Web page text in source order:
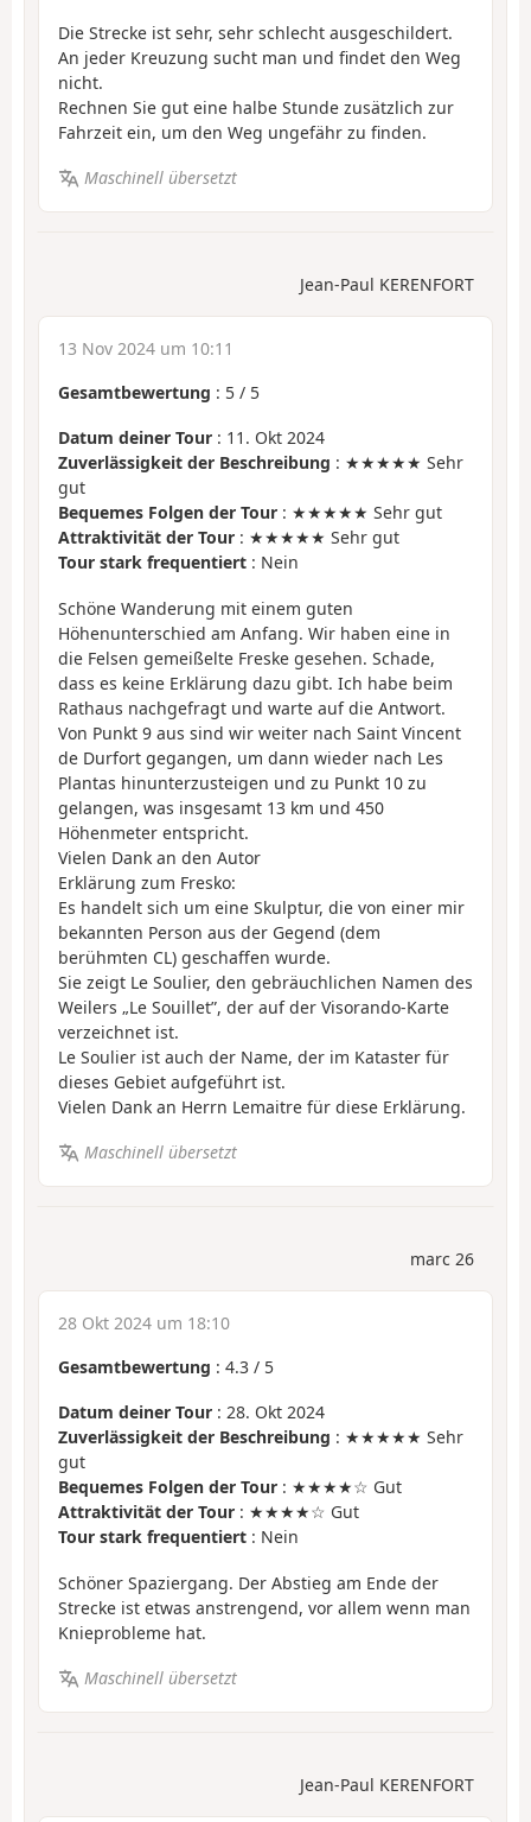
Die Strecke ist sehr, sehr schlecht ausgeschildert.
An jeder Kreuzung sucht man und findet den Weg
nicht.
Rechnen Sie gut eine halbe Stunde zusätzlich zur
Fahrzeit ein, um den Weg ungefähr zu finden.
Maschinell übersetzt
Jean-Paul KERENFORT
13 Nov 2024 um 10:11
Gesamtbewertung : 5 / 5
Datum deiner Tour : 11. Okt 2024
Zuverlässigkeit der Beschreibung : ★★★★★ Sehr
gut
Bequemes Folgen der Tour : ★★★★★ Sehr gut
Attraktivität der Tour : ★★★★★ Sehr gut
Tour stark frequentiert : Nein
Schöne Wanderung mit einem guten
Höhenunterschied am Anfang. Wir haben eine in
die Felsen gemeißelte Freske gesehen. Schade,
dass es keine Erklärung dazu gibt. Ich habe beim
Rathaus nachgefragt und warte auf die Antwort.
Von Punkt 9 aus sind wir weiter nach Saint Vincent
de Durfort gegangen, um dann wieder nach Les
Plantas hinunterzusteigen und zu Punkt 10 zu
gelangen, was insgesamt 13 km und 450
Höhenmeter entspricht.
Vielen Dank an den Autor
Erklärung zum Fresko:
Es handelt sich um eine Skulptur, die von einer mir
bekannten Person aus der Gegend (dem
berühmten CL) geschaffen wurde.
Sie zeigt Le Soulier, den gebräuchlichen Namen des
Weilers „Le Souillet”, der auf der Visorando-Karte
verzeichnet ist.
Le Soulier ist auch der Name, der im Kataster für
dieses Gebiet aufgeführt ist.
Vielen Dank an Herrn Lemaitre für diese Erklärung.
Maschinell übersetzt
marc 26
28 Okt 2024 um 18:10
Gesamtbewertung : 4.3 / 5
Datum deiner Tour : 28. Okt 2024
Zuverlässigkeit der Beschreibung : ★★★★★ Sehr
gut
Bequemes Folgen der Tour : ★★★★☆ Gut
Attraktivität der Tour : ★★★★☆ Gut
Tour stark frequentiert : Nein
Schöner Spaziergang. Der Abstieg am Ende der
Strecke ist etwas anstrengend, vor allem wenn man
Knieprobleme hat.
Maschinell übersetzt
Jean-Paul KERENFORT